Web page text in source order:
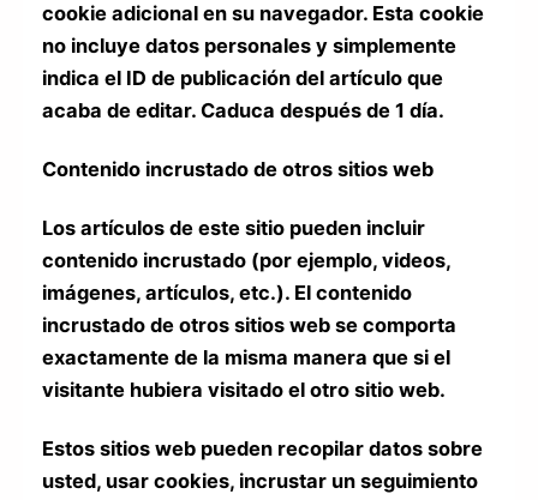
cookie adicional en su navegador. Esta cookie
no incluye datos personales y simplemente
indica el ID de publicación del artículo que
acaba de editar. Caduca después de 1 día.
Contenido incrustado de otros sitios web
Los artículos de este sitio pueden incluir
contenido incrustado (por ejemplo, videos,
imágenes, artículos, etc.). El contenido
incrustado de otros sitios web se comporta
exactamente de la misma manera que si el
visitante hubiera visitado el otro sitio web.
Estos sitios web pueden recopilar datos sobre
usted, usar cookies, incrustar un seguimiento